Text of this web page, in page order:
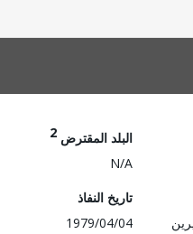
البلد المقترض 2
N/A
تاريخ النفاذ
1979/04/04